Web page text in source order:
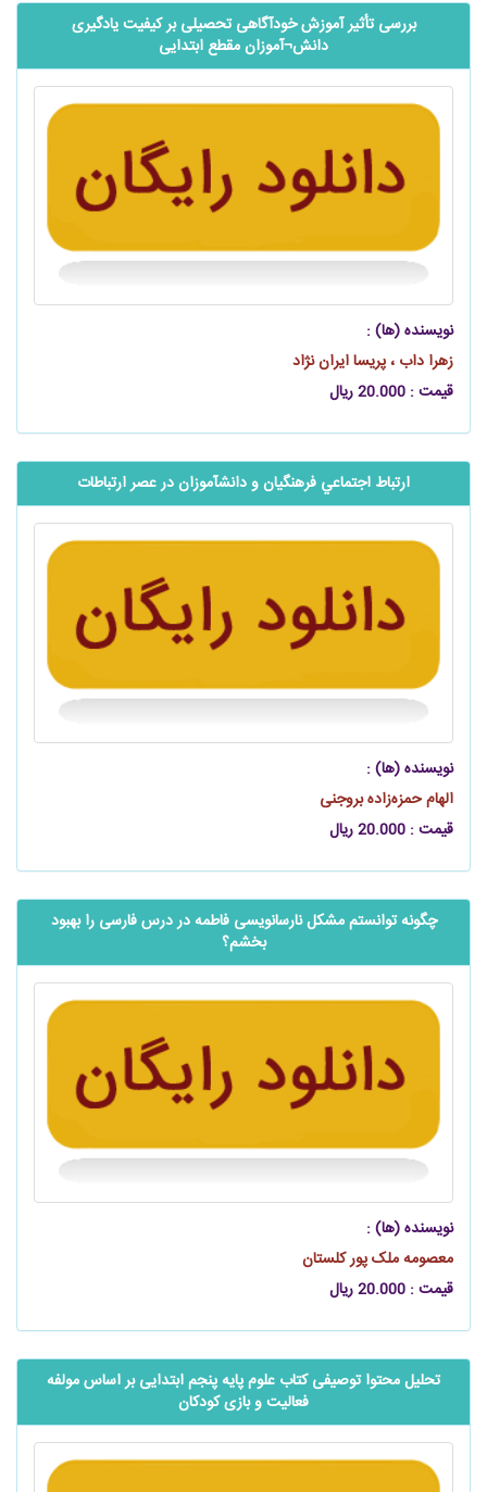
بررسی تأثیر آموزش خودآگاهی تحصیلی بر کیفیت یادگیری
دانش¬آموزان مقطع ابتدایی
نویسنده (ها) :
زهرا داب ، پریسا ایران‌ نژاد
قیمت : 20.000 ریال
ارتباط اجتماعي فرهنگیان و دانش‎آموزان در عصر ارتباطات
نویسنده (ها) :
الهام حمزه‌زاده بروجنی
قیمت : 20.000 ریال
چگونه توانستم مشکل نارسانویسی فاطمه در درس فارسی را بهبود
بخشم؟
نویسنده (ها) :
معصومه ملک پور کلستان
قیمت : 20.000 ریال
تحلیل محتوا توصیفی کتاب علوم پایه پنجم ابتدایی بر اساس مولفه
فعالیت و بازی کودکان